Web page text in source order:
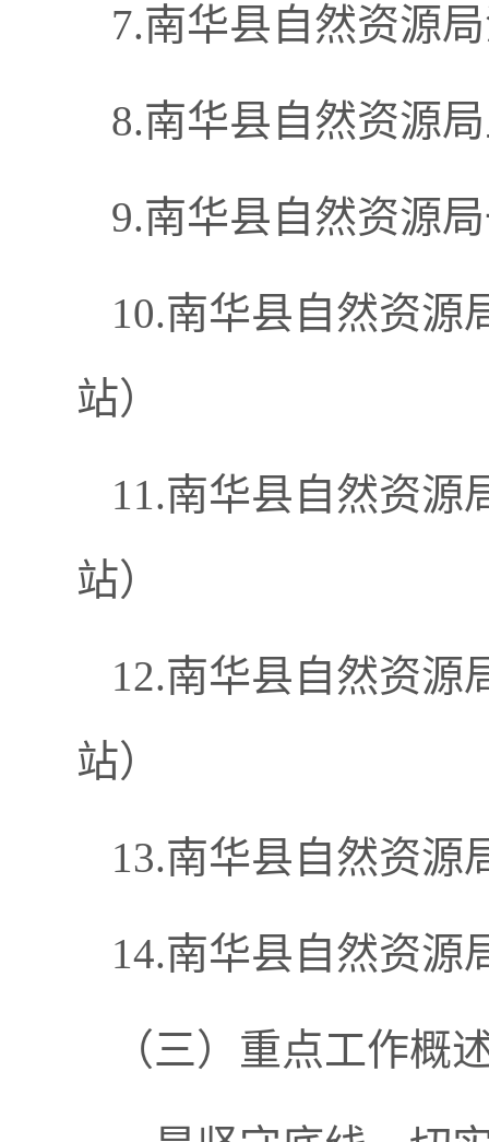
7.南华县自然资源
8.南华县自然资源
9.南华县自然资源
10.南华县自然资源
站）
11.南华县自然资源
站）
12.南华县自然资源
站）
13.南华县自然资源
14.南华县自然资源
（三）重点工作概